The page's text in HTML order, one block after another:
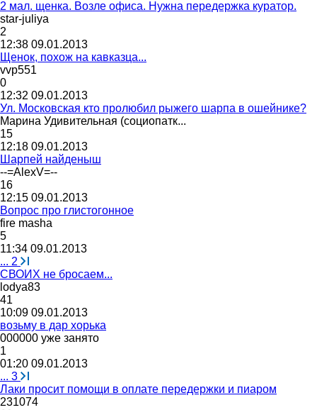
2 мал. щенка. Возле офиса. Нужна передержка куратор.
star-juliya
2
12:38 09.01.2013
Щенок, похож на кавказца...
vvp551
0
12:32 09.01.2013
Ул. Московская кто пролюбил рыжего шарпа в ошейнике?
Марина Удивительная (социопатк...
15
12:18 09.01.2013
Шарпей найденыш
--=AlexV=--
16
12:15 09.01.2013
Вопрос про глистогонное
fire masha
5
11:34 09.01.2013
... 2
СВОИХ не бросаем...
lodya83
41
10:09 09.01.2013
возьму в дар хорька
000000 уже занято
1
01:20 09.01.2013
... 3
Лаки просит помощи в оплате передержки и пиаром
231074